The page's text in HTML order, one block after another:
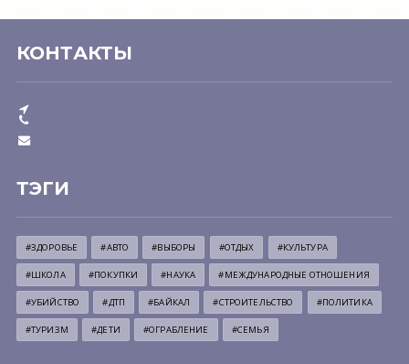
КОНТАКТЫ
ТЭГИ
#ЗДОРОВЬЕ #АВТО #ВЫБОРЫ #ОТДЫХ #КУЛЬТУРА
#ШКОЛА #ПОКУПКИ #НАУКА #МЕЖДУНАРОДНЫЕ ОТНОШЕНИЯ
#УБИЙСТВО #ДТП #БАЙКАЛ #СТРОИТЕЛЬСТВО #ПОЛИТИКА
#ТУРИЗМ #ДЕТИ #ОГРАБЛЕНИЕ #СЕМЬЯ